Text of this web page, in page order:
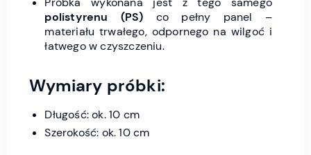
polistyrenu (PS) co pełny panel –
materiału trwałego, odpornego na wilgoć i
łatwego w czyszczeniu.
Wymiary próbki:
Długość: ok. 10 cm
Szerokość: ok. 10 cm